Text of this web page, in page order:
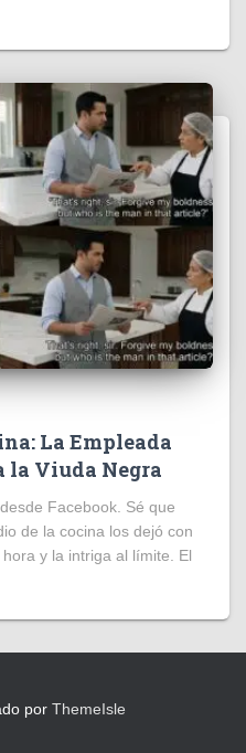
La Empleada
la Viuda Negra
Facebook. Sé que
de la cocina los dejó con
y la intriga al límite. El
por ThemeIsle